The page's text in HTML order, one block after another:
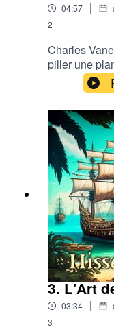
04:57 |
2
Charles
piller une
l'équipage,
Bonnet les
3. L'Art
03:34 |
3